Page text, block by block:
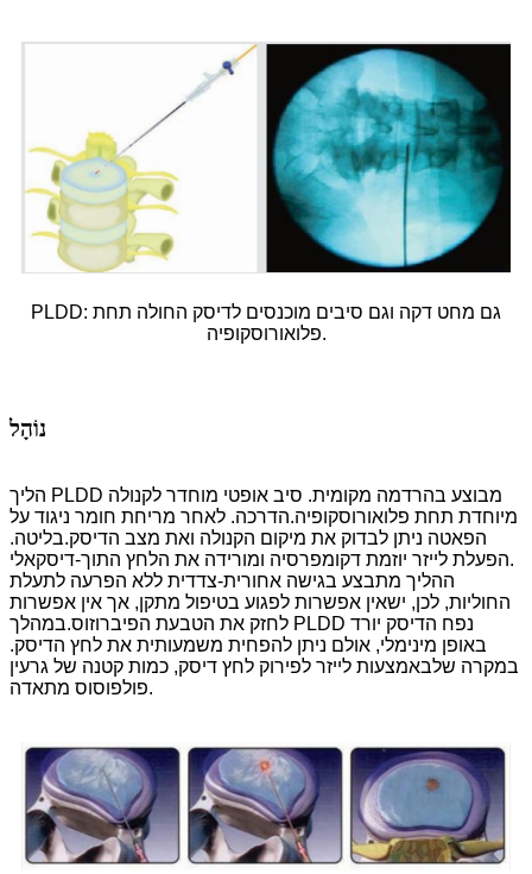
PLDD: גם מחט דקה וגם סיבים מוכנסים לדיסק החולה תחת
פלואורוסקופיה.
נוֹהָל
הליך PLDD מבוצע בהרדמה מקומית. סיב אופטי מוחדר לקנולה
מיוחדת תחת פלואורוסקופיה.הדרכה. לאחר מריחת חומר ניגוד על
הפאטה ניתן לבדוק את מיקום הקנולה ואת מצב הדיסק.בליטה.
הפעלת לייזר יוזמת דקומפרסיה ומורידה את הלחץ התוך-דיסקאלי.
ההליך מתבצע בגישה אחורית-צדדית ללא הפרעה לתעלת
החוליות, לכן, ישאין אפשרות לפגוע בטיפול מתקן, אך אין אפשרות
לחזק את הטבעת הפיברוזוס.במהלך PLDD נפח הדיסק יורד
באופן מינימלי, אולם ניתן להפחית משמעותית את לחץ הדיסק.
במקרה שלבאמצעות לייזר לפירוק לחץ דיסק, כמות קטנה של גרעין
פולפוסוס מתאדה.